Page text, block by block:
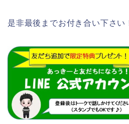
是非最後までお付き合い下さい